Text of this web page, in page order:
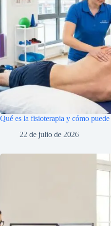
Qué es la fisioterapia y cómo
22 de julio de 2026